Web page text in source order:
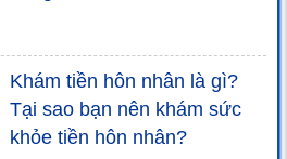
Khám tiền hôn nhân là gì?
Tại sao bạn nên khám sức
khỏe tiền hôn nhân?